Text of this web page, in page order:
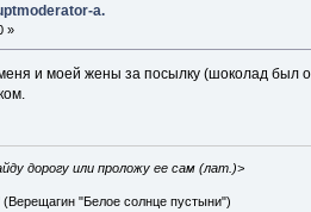
а.
»
и моей жены за посылку (шоколад был
дорогу или проложу ее сам (лат.)>
"Белое солнце пустыни")